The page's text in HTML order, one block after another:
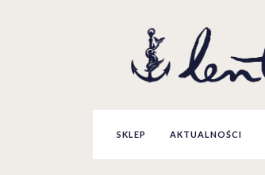
SKLEP AKTUALNOŚCI